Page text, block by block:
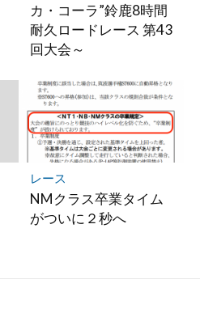
カ・コーラ”鈴鹿8時間
耐久ロードレース 第43
回大会～
レース
NMクラス卒業タイム
がついに２秒へ